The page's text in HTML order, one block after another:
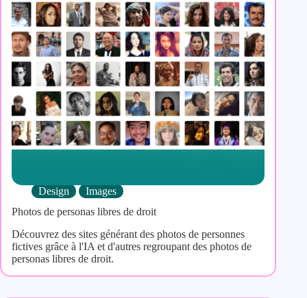
Design
Images
Photos de personas libres de droit
Découvrez des sites générant des photos de personnes
fictives grâce à l'IA et d'autres regroupant des photos de
personas libres de droit.